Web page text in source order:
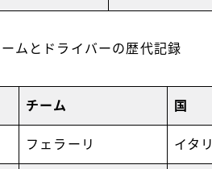
ムとドライバーの歴代記録
チーム 国
フェラーリ イタ